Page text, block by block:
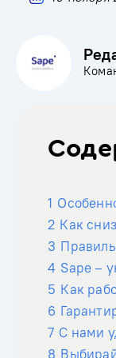
1
2 Как
3
4 Sape –
5 Как
6
7 С нами
8